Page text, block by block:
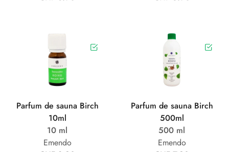
Parfum de sauna Birch
10ml
10 ml
Emendo
Parfum de sauna Birch
500ml
500 ml
Emendo